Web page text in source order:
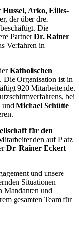
Hussel, Arko, Eilles-
der über drei
Die
PartnerDr. Rainer
Verfahren in
Katholischen
Die Organisation ist in
920 Mitarbeitende.
bei
und Michael Schütte
für den
auf Platz
Dr. Rainer Eckert
und unsere
Situationen
Mandanten und
gesamten Team für